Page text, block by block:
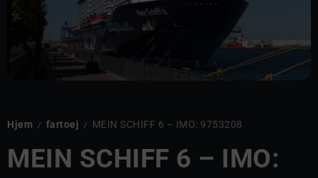
Hjem / fartoej / MEIN SCHIFF 6 – IMO: 9753208
MEIN SCHIFF 6 – IMO: